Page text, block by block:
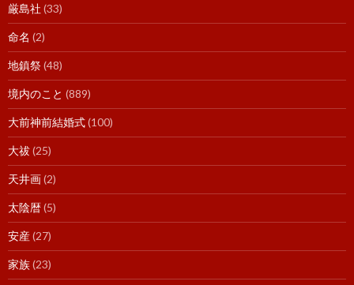
厳島社 (33)
命名 (2)
地鎮祭(48)
境内のこと (889)
大前神前結婚式(100)
大祓(25)
天井画(2)
太陰暦(5)
安産(27)
家族(23)